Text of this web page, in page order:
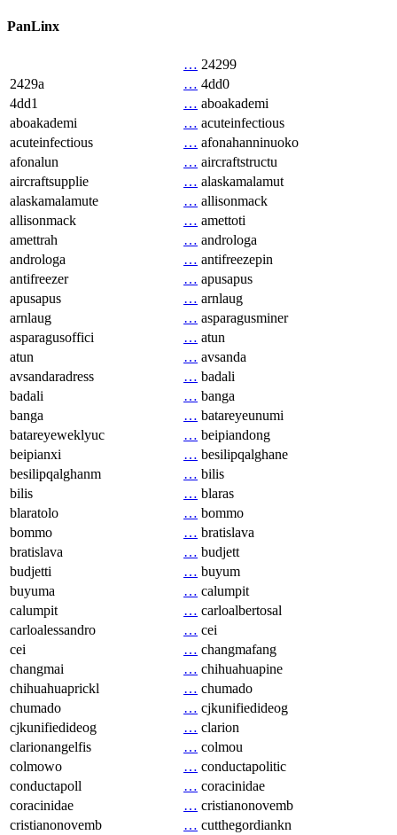
PanLinx
… 24299
2429a
… 4dd0
4dd1
… aboakademi
aboakademi
… acuteinfectious
acuteinfectious
… afonahanninuoko
afonalun
… aircraftstructu
aircraftsupplie
… alaskamalamut
alaskamalamute
… allisonmack
allisonmack
… amettoti
amettrah
… androloga
androloga
… antifreezepin
antifreezer
… apusapus
apusapus
… arnlaug
arnlaug
… asparagusminer
asparagusoffici
… atun
atun
… avsanda
avsandaradress
… badali
badali
… banga
banga
… batareyeunumi
batareyeweklyuc
… beipiandong
beipianxi
… besilipqalghane
besilipqalghanm
… bilis
bilis
… blaras
blaratolo
… bommo
bommo
… bratislava
bratislava
… budjett
budjetti
… buyum
buyuma
… calumpit
calumpit
… carloalbertosal
carloalessandro
… cei
cei
… changmafang
changmai
… chihuahuapine
chihuahuaprickl
… chumado
chumado
… cjkunifiedideog
cjkunifiedideog
… clarion
clarionangelfis
… colmou
colmowo
… conductapolitic
conductapoll
… coracinidae
coracinidae
… cristianonovemb
cristianonovemb
… cutthegordiankn